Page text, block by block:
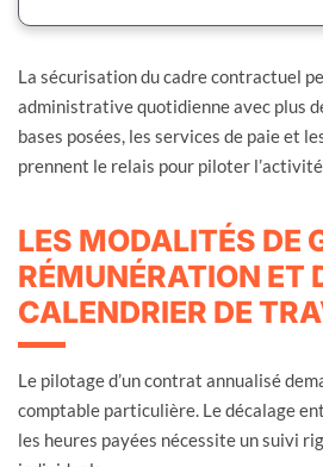
La sécurisation du cadre contractuel
administrative quotidienne avec plus
bases posées, les services de paie et
prennent le relais pour piloter
LES MODALITÉS DE
RÉMUNÉRATION ET
CALENDRIER DE
Le pilotage d’un contrat annualisé
comptable particulière. Le décalage
les heures payées nécessite un suivi